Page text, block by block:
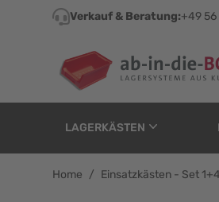
Direkt zum Inhalt
Verkauf & Beratung:+49
LAGERKÄSTEN
Home / Einsatzkästen - Set